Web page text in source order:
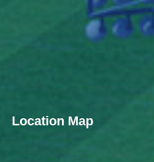
Location Map